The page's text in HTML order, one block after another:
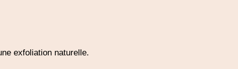
exfoliation naturelle.